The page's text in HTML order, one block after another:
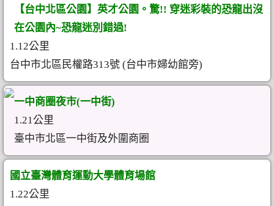
【台中北區公園】英才公園。驚!! 穿迷彩裝的恐龍出沒
在公園內~恐龍迷別錯過!
1.12公里
台中市北區民權路313號 (台中市婦幼館旁)
一中商圈夜市(一中街)
1.21公里
臺中市北區一中街及外圍商圈
國立臺灣體育運動大學體育場館
1.22公里